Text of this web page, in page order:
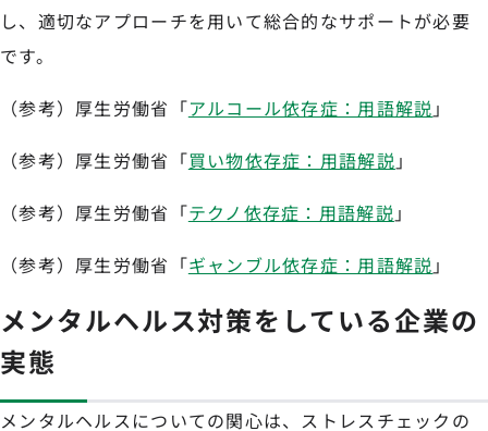
し、適切なアプローチを用いて総合的なサポートが必要
です。
（参考）厚生労働省「アルコール依存症：用語解説 」
（参考）厚生労働省「買い物依存症：用語解説 」
（参考）厚生労働省「テクノ依存症：用語解説 」
（参考）厚生労働省「ギャンブル依存症：用語解説 」
メンタルヘルス対策をしている企業の
実態
メンタルヘルスについての関心は、ストレスチェックの